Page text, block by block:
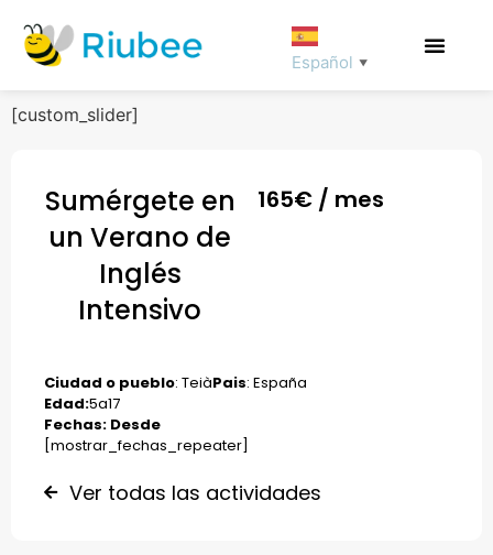
Español ▼
[custom_slider]
Sumérgete en
un Verano de
Inglés
Intensivo
165€ / mes
Ciudad o pueblo: TeiàPais: España
Edad:5a17
Fechas: Desde
[mostrar_fechas_repeater]
Ver todas las actividades